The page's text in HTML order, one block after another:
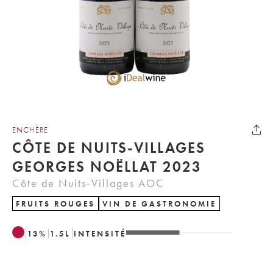
ENCHÈRE
CÔTE DE NUITS-VILLAGES
GEORGES NOËLLAT 2023
Côte de Nuits-Villages AOC
FRUITS ROUGES VIN DE GASTRONOMIE
13% 1.5 L INTENSITÉ